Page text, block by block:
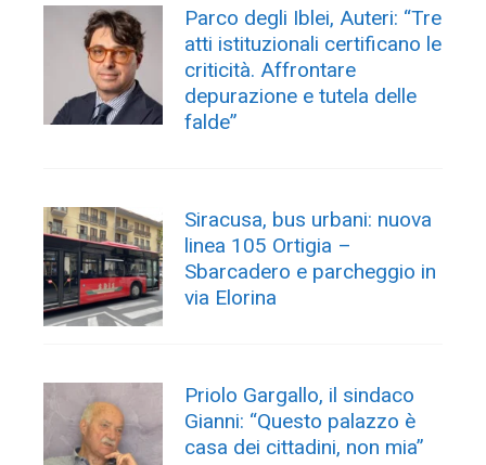
Parco degli Iblei, Auteri: “Tre
atti istituzionali certificano le
criticità. Affrontare
depurazione e tutela delle
falde”
Siracusa, bus urbani: nuova
linea 105 Ortigia –
Sbarcadero e parcheggio in
via Elorina
Priolo Gargallo, il sindaco
Gianni: “Questo palazzo è
casa dei cittadini, non mia”